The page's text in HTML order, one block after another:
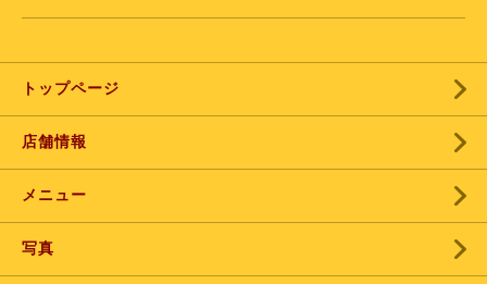
トップページ
店舗情報
メニュー
写真